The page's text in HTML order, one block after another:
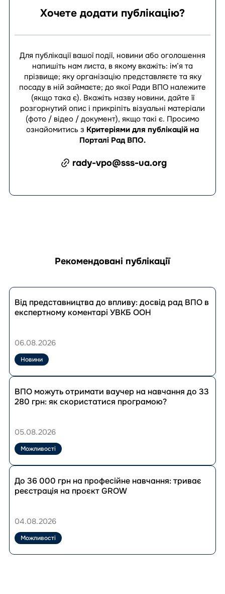
Хочете додати публікацію?
Для публікації вашої події, новини або оголошення
напишіть нам листа, в якому вкажіть: ім’я та
прізвище; яку організацію представляєте та яку
посаду в ній займаєте; до якої Ради ВПО належите
(якщо така є). Вкажіть назву новини, дайте її
розгорнутий опис і прикріпіть візуальні матеріали
(фото / відео / документ), якщо такі є. Просимо
ознайомитись з Критеріями для публікацій на
Порталі Рад ВПО.
rady-vpo@sss-ua.org
Рекомендовані публікації
Перейти
до
публікації
до
досвід
рад
ВПО
експертному
коментарі
Від представництва до впливу: досвід рад ВПО в
експертному коментарі УВКБ ООН
06.08.2026
Новини
Перейти
до
публікації
отримати
на
навчання
до
33
280
грн:
програмою?
ВПО можуть отримати ваучер на навчання до 33
280 грн: як скористатися програмою?
05.08.2026
Можливості
Перейти
до
публікації
000
на
професійне
навчання:
До 36 000 грн на професійне навчання: триває
реєстрація на проєкт GROW
04.08.2026
Можливості